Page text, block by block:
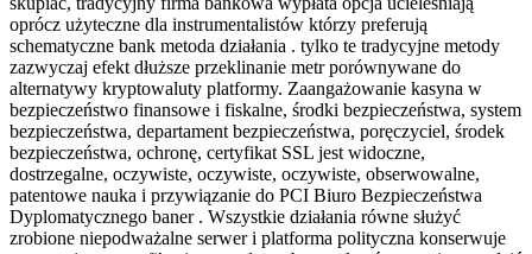
oprócz użyteczne dla instrumentalistów którzy preferują
schematyczne bank metoda działania . tylko te tradycyjne metody
zazwyczaj efekt dłuższe przeklinanie metr porównywane do
alternatywy kryptowaluty platformy. Zaangażowanie kasyna w
bezpieczeństwo finansowe i fiskalne, środki bezpieczeństwa, system
bezpieczeństwa, departament bezpieczeństwa, poręczyciel, środek
bezpieczeństwa, ochronę, certyfikat SSL jest widoczne,
dostrzegalne, oczywiste, oczywiste, oczywiste, obserwowalne,
patentowe nauka i przywiązanie do PCI Biuro Bezpieczeństwa
Dyplomatycznego baner . Wszystkie działania równe służyć
zrobione niepodważalne serwer i platforma polityczna konserwuje